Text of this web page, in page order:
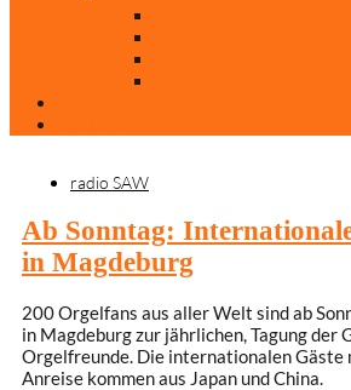
radio SAW
Ab Sonntag:
in Magdeburg
200 Orgelfans aus aller Welt sind ab
in Magdeburg zur jährlichen, Tagung der
Orgelfreunde. Die internationalen
Anreise kommen aus Japan und China.